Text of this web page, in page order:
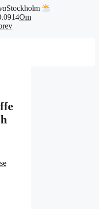
Stockholm
Om